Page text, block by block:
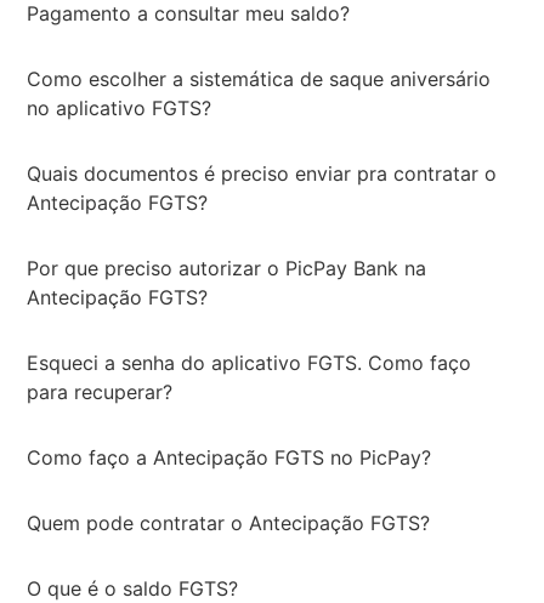
Pagamento a consultar meu saldo?
Como escolher a sistemática de saque aniversário
no aplicativo FGTS?
Quais documentos é preciso enviar pra contratar o
Antecipação FGTS?
Por que preciso autorizar o PicPay Bank na
Antecipação FGTS?
Esqueci a senha do aplicativo FGTS. Como faço
para recuperar?
Como faço a Antecipação FGTS no PicPay?
Quem pode contratar o Antecipação FGTS?
O que é o saldo FGTS?